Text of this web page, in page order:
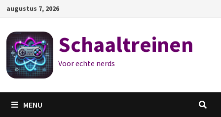
Ga
de
inhoud
augustus 7, 2026
Schaaltreinen
Voor echte nerds
MENU